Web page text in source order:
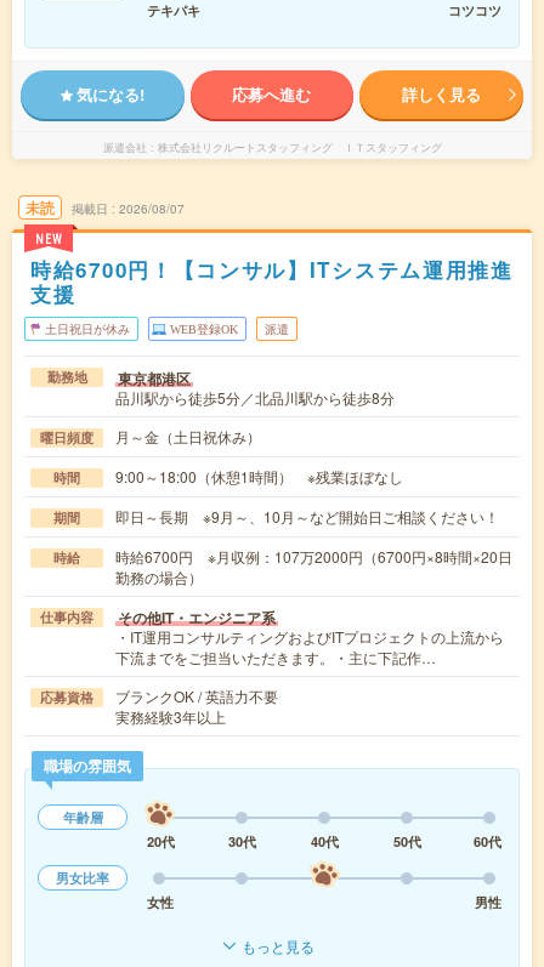
テキパキ
コツコツ
気になる! 応募へ進む 詳しく見る
派遣会社 株式会社リクルートスタッフィング ＩＴスタッフィング
未読
NEW
掲載日 2026/08/07
時給6700円！【コンサル】ITシステム運用推進
支援
土日祝日が休み WEB登録OK 派遣
勤務地 東京都港区
品川駅から徒歩5分／北品川駅から徒歩8分
曜日頻度 月～金（土日祝休み）
時間 9:00～18:00（休憩1時間） ※残業ほぼなし
期間 即日～長期 ※9月～、10月～など開始日ご相談ください！
時給
時給6700円 ※月収例：107万2000円（6700円×8時間×20日
勤務の場合）
仕事内容 その他IT・エンジニア系
・IT運用コンサルティングおよびITプロジェクトの上流から
下流までをご担当いただきます。・主に下記作…
応募資格
ブランクOK / 英語力不要
実務経験3年以上
職場の雰囲気
年齢層
20代
30代 40代 50代
60代
男女比率
女性
男性
もっと見る